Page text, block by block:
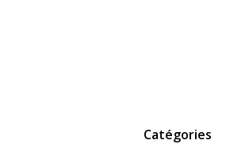
Catégories